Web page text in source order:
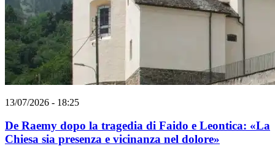
13/07/2026 - 18:25
De Raemy dopo la tragedia di Faido e Leontica: «La
Chiesa sia presenza e vicinanza nel dolore»